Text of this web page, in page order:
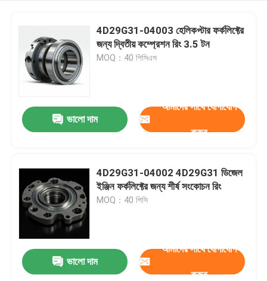
4D29G31-04003 হেলিকপ্টার ফর্কলিফ্টের
জন্য দ্বিতীয় কম্প্রেশন রিং 3.5 টন
MOQ：40 পিসিএস
ভালো দাম
আমাদের সাথে যোগাযোগ
করুন
4D29G31-04002 4D29G31 ডিজেল
ইঞ্জিন ফর্কলিফ্টের জন্য শীর্ষ সংকোচন রিং
MOQ：40 পিসি
ভালো দাম
আমাদের সাথে যোগাযোগ
করুন